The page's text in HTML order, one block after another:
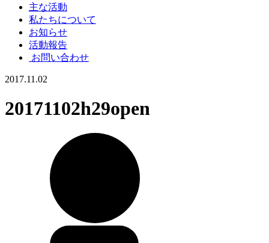
主な活動
私たちについて
お知らせ
活動報告
お問い合わせ
2017.11.02
20171102h29open